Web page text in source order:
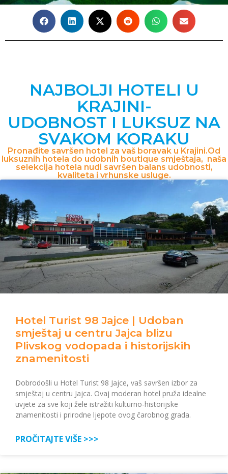
NAJBOLJI HOTELI U
KRAJINI-
UDOBNOST I LUKSUZ NA
SVAKOM KORAKU
Pronađite savršen hotel za vaš boravak u Krajini.Od
luksuznih hotela do udobnih boutique smještaja, naša
selekcija hotela nudi savršen balans udobnosti,
kvaliteta i vrhunske usluge.
Hotel Turist 98 Jajce | Udoban
smještaj u centru Jajca blizu
Plivskog vodopada i historijskih
znamenitosti
Dobrodošli u Hotel Turist 98 Jajce, vaš savršen izbor za
smještaj u centru Jajca. Ovaj moderan hotel pruža idealne
uvjete za sve koji žele istražiti kulturno-historijske
znamenitosti i prirodne ljepote ovog čarobnog grada.
PROČITAJTE VIŠE >>>